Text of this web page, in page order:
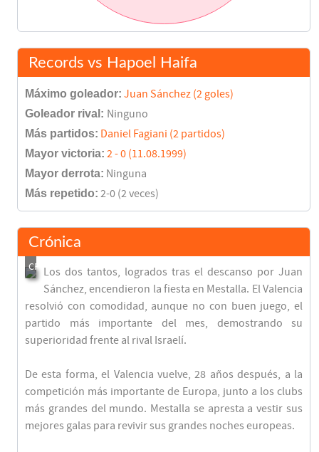
Records vs Hapoel Haifa
Máximo goleador: Juan Sánchez (2 goles)
Goleador rival: Ninguno
Más partidos: Daniel Fagiani (2 partidos)
Mayor victoria: 2 - 0 (11.08.1999)
Mayor derrota: Ninguna
Más repetido: 2-0 (2 veces)
Crónica
Los dos tantos, logrados tras el descanso por Juan
Sánchez, encendieron la fiesta en Mestalla. El Valencia
resolvió con comodidad, aunque no con buen juego, el
partido más importante del mes, demostrando su
superioridad frente al rival Israelí.
De esta forma, el Valencia vuelve, 28 años después, a la
competición más importante de Europa, junto a los clubs
más grandes del mundo. Mestalla se apresta a vestir sus
mejores galas para revivir sus grandes noches europeas.